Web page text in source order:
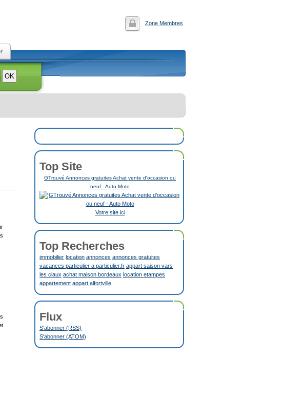
Zone Membres
Top Site
GTrouvé Annonces gratuites Achat vente d'occasion ou
neuf - Auto Moto
Votre site ici
Top Recherches
immobilier location annonces annonces gratuites
vacances particulier a particulier.fr appart saison vars
les claux achat maison bordeaux location etampes
appartement appart alfortville
Flux
S'abonner (RSS)
S'abonner (ATOM)